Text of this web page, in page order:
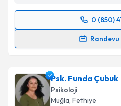
0 (850)
Randevu Takvimi
takvim hazırlandığında e-
E-posta Adresiniz
Psk. Funda Çubuk
Psikoloji
Muğla, Fethiye